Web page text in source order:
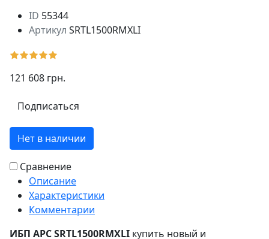
ID 55344
Артикул SRTL1500RMXLI
121 608 грн.
Подписаться
Нет в наличии
Сравнение
Описание
Характеристики
Комментарии
ИБП APC SRTL1500RMXLI купить новый и